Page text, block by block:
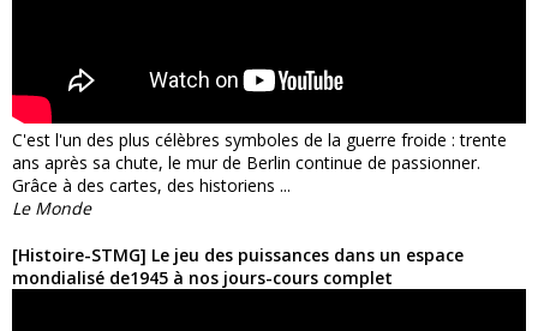
C'est l'un des plus célèbres symboles de la guerre froide : trente
ans après sa chute, le mur de Berlin continue de passionner.
Grâce à des cartes, des historiens ...
Le Monde
[Histoire-STMG] Le jeu des puissances dans un espace
mondialisé de1945 à nos jours-cours complet